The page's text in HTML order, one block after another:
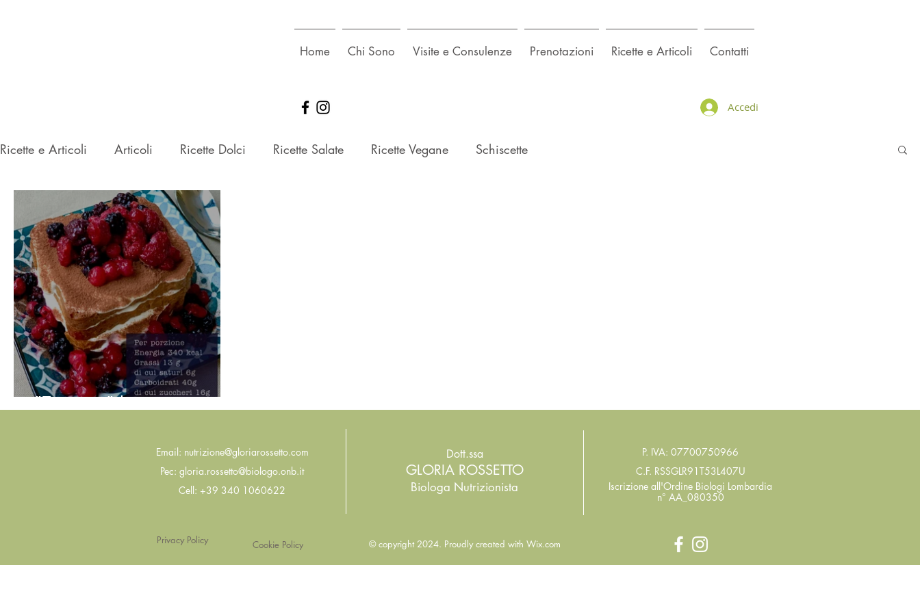
Home Chi Sono Visite e Consulenze Prenotazioni Ricette e Articoli Contatti
Accedi
Ricette e Articoli Articoli Ricette Dolci Ricette Salate Ricette Vegane Schiscette
"Tiramisù" leggero
Email: nutrizione@gloriarossetto.com
Pec: gloria.rossetto@biologo.onb.it
Cell: +39 340 1060622
Dott.ssa
GLORIA ROSSETTO
Biologa Nutrizionista
P. IVA: 07700750966
C.F. RSSGLR91T53L407U
Iscrizione all'Ordine Biologi Lombardia
n° AA_080350
Privacy Policy © copyright 2024. Proudly created with Wix.com
Cookie Policy